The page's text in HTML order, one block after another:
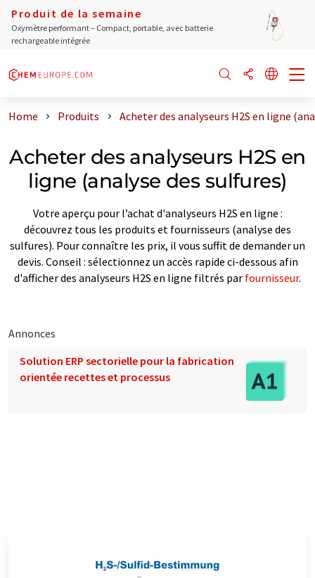
Produit de la semaine
Oxymètre performant – Compact, portable, avec batterie
rechargeable intégrée
Home Produits Acheter des analyseurs H2S en ligne
Acheter des analyseurs H2S en
ligne (analyse des sulfures)
Votre aperçu pour l’achat d'analyseurs H2S en ligne :
découvrez tous les produits et fournisseurs (analyse des
sulfures). Pour connaître les prix, il vous suffit de demander un
devis. Conseil : sélectionnez un accès rapide ci-dessous afin
d'afficher des analyseurs H2S en ligne filtrés par fournisseur.
Annonces
Solution ERP sectorielle pour la fabrication
orientée recettes et processus